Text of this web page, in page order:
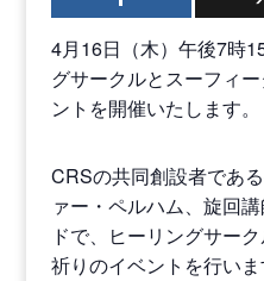
4月16日（木）午後7時
グサークルとスーフィ
ントを開催いたします。
CRSの共同創設者であ
ァー・ペルハム、旋回
ドで、ヒーリングサー
祈りのイベントを行いま